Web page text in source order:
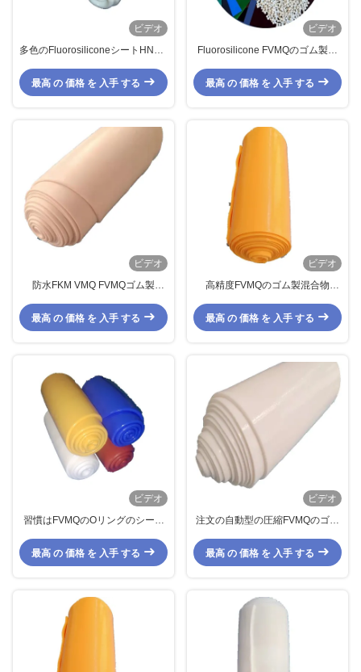
ビデオ
多色のFluorosiliconeシートHNBR
ムを水素化した
最高 の 価格 を 入手 する
ビデオ
Fluorosilicone FVMQのゴム製混
最高 の 価格 を 入手 する
ビデオ
防水FKM VMQ FVMQゴム製
態
最高 の 価格 を 入手 する
ビデオ
高精度FVMQのゴム製混合物
最高 の 価格 を 入手 する
ビデオ
習慣はFVMQのOリングのシール
Fluorosiliconeのゴムを形づける
最高 の 価格 を 入手 する
ビデオ
注文の自動型の圧縮FVMQのゴム
物質的で平らな洗濯機のシール
最高 の 価格 を 入手 する